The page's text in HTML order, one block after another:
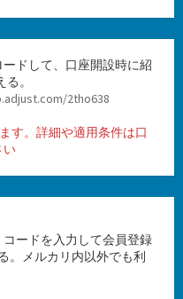
ードして、口座開設時に紹
。
2tho638
す。詳細や適用条件は口
い
ードを入力して会員登録
。メルカリ内以外でも利